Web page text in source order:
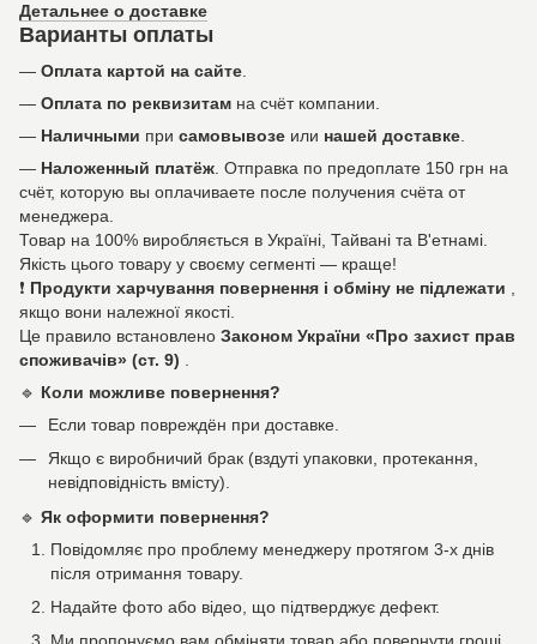
Детальнее о доставке
Варианты оплаты
— Оплата картой на сайте
— Оплата по реквизитам на счёт компании.
— Наличными при самовывозе или нашей доставке
— Наложенный платёж . Отправка по предоплате 150 грн на
счёт, которую вы оплачиваете после получения счёта от
менеджера.
Товар на 100% виробляється в Україні, Тайвані та В'етнамі.
Якість цього товару у своєму сегменті — краще!
❗ Продукти харчування повернення і обміну не підлежати
якщо вони належної якості.
Це правило встановлено Законом України «Про захист прав
споживачів» (ст. 9)
🔹 Коли можливе повернення?
Если товар повреждён при доставке.
Якщо є виробничий брак (вздуті упаковки, протекання,
невідповідність вмісту).
🔹 Як оформити повернення?
Повідомляє про проблему менеджеру протягом 3-х днів
після отримання товару.
Надайте фото або відео, що підтверджує дефект.